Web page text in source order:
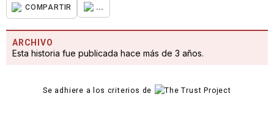
COMPARTIR ...
ARCHIVO
Esta historia fue publicada hace más de 3 años.
Se adhiere a los criterios de